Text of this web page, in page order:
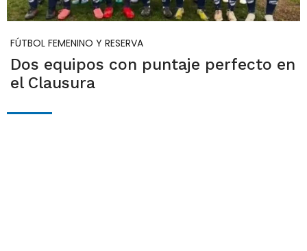
FÚTBOL FEMENINO Y RESERVA
Dos equipos con puntaje perfecto en
el Clausura